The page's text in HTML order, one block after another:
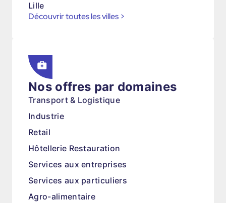
Lille
Découvrir toutes les villes >
Nos offres par domaines
Transport & Logistique
Industrie
Retail
Hôtellerie Restauration
Services aux entreprises
Services aux particuliers
Agro-alimentaire